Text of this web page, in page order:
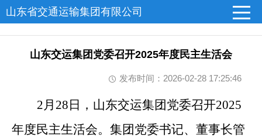
山东省交通运输集团有限公司
山东交运集团党委召开2025年度民主生活会
发布时间：2026-02-28 17:25:46
2月28日，山东交运集团党委召开2025
年度民主生活会。集团党委书记、董事长管